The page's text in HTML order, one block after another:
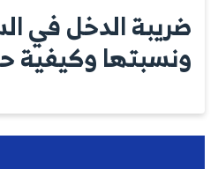
ضريبة الدخل في
ونسبتها وكيفية